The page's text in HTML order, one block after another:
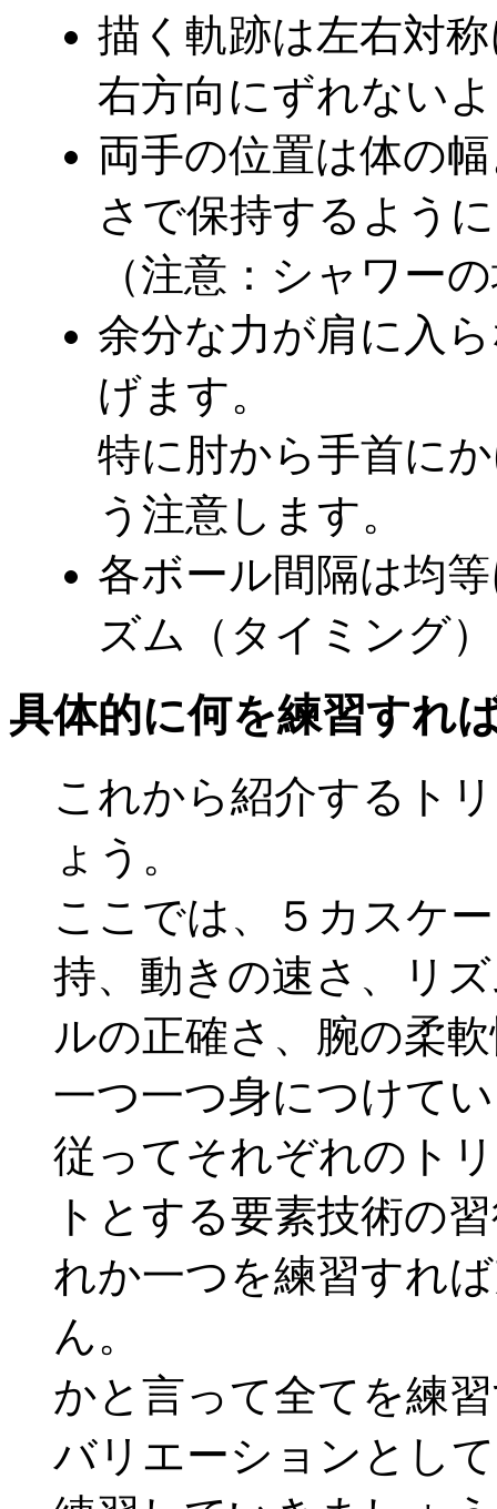
描く軌跡は左右対
右方向にずれない
両手の位置は体の
さで保持するよう
（注意：シャワー
余分な力が肩に入
げます。
特に肘から手首に
う注意します。
各ボール間隔は均
ズム（タイミング
具体的に何を練習すれ
これから紹介するト
ょう。
ここでは、５カスケ
持、動きの速さ、リ
ルの正確さ、腕の柔
一つ一つ身につけて
従ってそれぞれのト
トとする要素技術の
れか一つを練習すれ
ん。
かと言って全てを練
バリエーションとし